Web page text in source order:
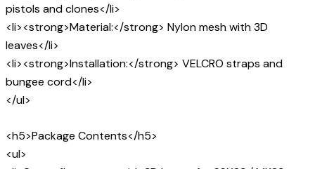
pistols and clones</li>
<li><strong>Material:</strong> Nylon mesh with 3D
leaves</li>
<li><strong>Installation:</strong> VELCRO straps and
bungee cord</li>
</ul>
<h5>Package Contents</h5>
<ul>